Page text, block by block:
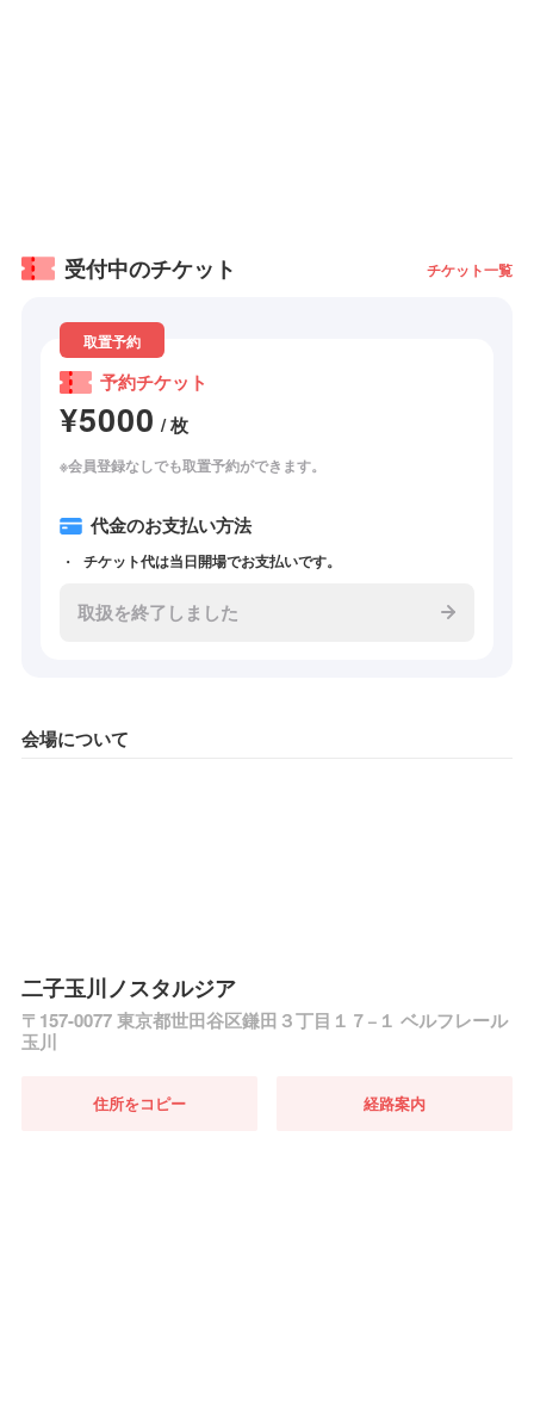
受付中のチケット チケット一覧
取置予約
予約チケット
¥5000 / 枚
※会員登録なしでも取置予約ができます。
代金のお支払い方法
チケット代は当日開場でお支払いです。
取扱を終了しました
会場について
二子玉川ノスタルジア
〒157-0077 東京都世田谷区鎌田３丁目１７−１ ベルフレール
玉川
住所をコピー 経路案内